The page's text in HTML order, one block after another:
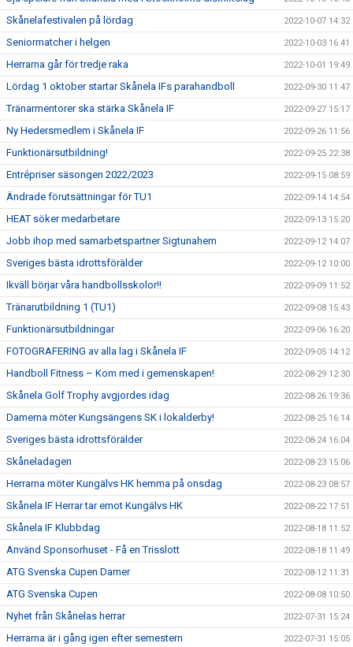
Skånelafestivalen på lördag 2022-10-07 14:32
Seniormatcher i helgen 2022-10-03 16:41
Herrarna går för tredje raka 2022-10-01 19:49
Lördag 1 oktober startar Skånela IFs parahandboll 2022-09-30 11:47
Tränarmentorer ska stärka Skånela IF 2022-09-27 15:17
Ny Hedersmedlem i Skånela IF 2022-09-26 11:56
Funktionärsutbildning! 2022-09-25 22:38
Entrépriser säsongen 2022/2023 2022-09-15 08:59
Ändrade förutsättningar för TU1 2022-09-14 14:54
HEAT söker medarbetare 2022-09-13 15:20
Jobb ihop med samarbetspartner Sigtunahem 2022-09-12 14:07
Sveriges bästa idrottsförälder 2022-09-12 10:00
Ikväll börjar våra handbollsskolor!! 2022-09-09 11:52
Tränarutbildning 1 (TU1) 2022-09-08 15:43
Funktionärsutbildningar 2022-09-06 16:20
FOTOGRAFERING av alla lag i Skånela IF 2022-09-05 14:12
Handboll Fitness – Kom med i gemenskapen! 2022-08-29 12:30
Skånela Golf Trophy avgjordes idag 2022-08-26 19:36
Damerna möter Kungsängens SK i lokalderby! 2022-08-25 16:14
Sveriges bästa idrottsförälder 2022-08-24 16:04
Skåneladagen 2022-08-23 15:06
Herrarna möter Kungälvs HK hemma på onsdag 2022-08-23 08:57
Skånela IF Herrar tar emot Kungälvs HK 2022-08-22 17:51
Skånela IF Klubbdag 2022-08-18 11:52
Använd Sponsorhuset - Få en Trisslott 2022-08-18 11:49
ATG Svenska Cupen Damer 2022-08-12 11:31
ATG Svenska Cupen 2022-08-08 10:50
Nyhet från Skånelas herrar 2022-07-31 15:24
Herrarna är i gång igen efter semestern 2022-07-31 15:05